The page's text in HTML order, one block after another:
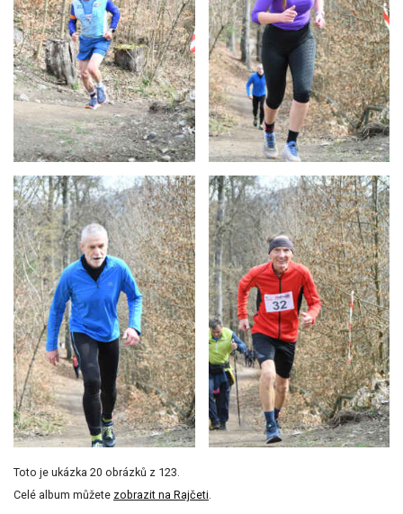
Toto je ukázka 20 obrázků z 123.
Celé album můžete zobrazit na Rajčeti.